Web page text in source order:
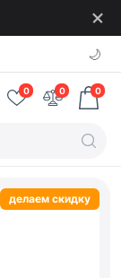
🌙
0 0 0
делаем скидку